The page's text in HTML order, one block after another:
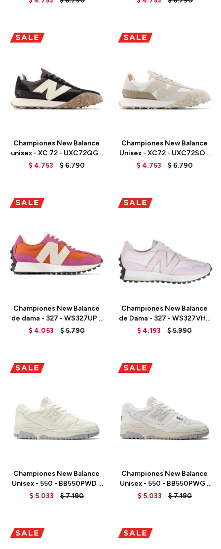
Championes New Balance
unisex - XC 72 - UXC72QG -
BLACK
$ 4.753 $6.790
Championes New Balance
Unisex - XC72 - UXC72SO -
SEA SALT
$ 4.753 $6.790
Championes New Balance
de dama - 327 - WS327UP -
SCORPIO
$ 4.053 $5.790
Championes New Balance
de Dama - 327 - WS327VH -
STONE PINK
$ 4.193 $5.990
Talle
Championes New Balance
Unisex - 550 - BB550PWD -
TURTLEDOVE
$ 5.033 $7.190
Championes New Balance
Unisex - 550 - BB550PWG -
WHITE
$ 5.033 $7.190